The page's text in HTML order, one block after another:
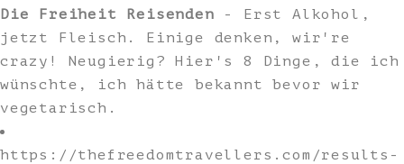
Die Freiheit Reisenden - Erst Alkohol,
jetzt Fleisch. Einige denken, wir're
crazy! Neugierig? Hier's 8 Dinge, die ich
wünschte, ich hätte bekannt bevor wir
vegetarisch.
https://thefreedomtravellers.com/results-